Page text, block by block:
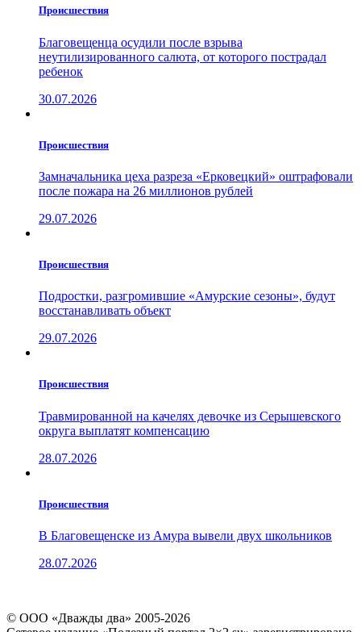
Проиcшествия
Благовещенца осудили после взрыва
неутилизированного салюта, от которого пострадал
ребенок
30.07.2026
Проиcшествия
Замначальника цеха разреза «Ерковецкий» оштрафовали
после пожара на 26 миллионов рублей
29.07.2026
Проиcшествия
Подростки, разгромившие «Амурские сезоны», будут
восстанавливать объект
29.07.2026
Проиcшествия
Травмированной на качелях девочке из Серышевского
округа выплатят компенсацию
28.07.2026
Проиcшествия
В Благовещенске из Амура вывели двух школьников
28.07.2026
© ООО «Дважды два» 2005-2026